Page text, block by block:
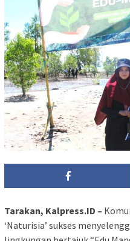
Tarakan, Kalpress.ID –
‘Naturisia’ sukses